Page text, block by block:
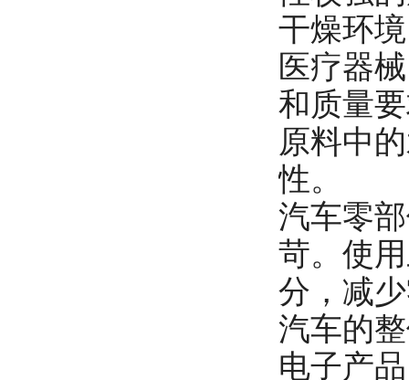
干燥环
医疗器
和质量
原料中
性。
汽车零
苛。使
分，减
汽车的
电子产